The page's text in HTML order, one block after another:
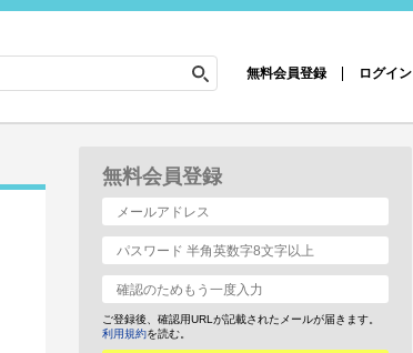
無料会員登録 ログイン
無料会員登録
ご登録後、確認用URLが記載されたメールが届きます。
利用規約を読む。